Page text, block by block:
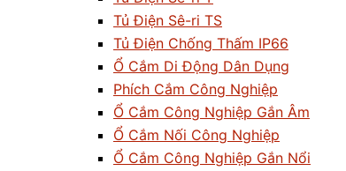
Tủ Điện Sê-ri TS
Tủ Điện Chống Thấm IP66
Ổ Cắm Di Động Dân Dụng
Phích Cắm Công Nghiệp
Ổ Cắm Công Nghiệp Gắn Âm
Ổ Cắm Nối Công Nghiệp
Ổ Cắm Công Nghiệp Gắn Nổi